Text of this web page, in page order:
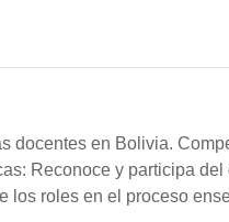
en Bolivia.
Reconoce y participa
los roles en el proceso